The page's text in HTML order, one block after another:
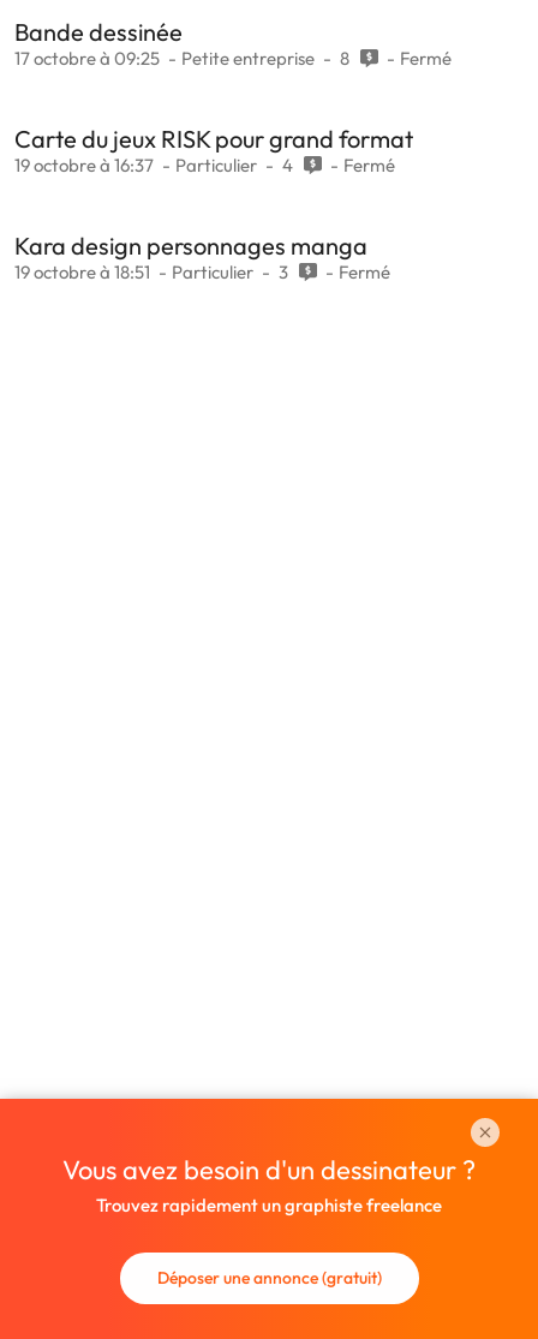
Bande dessinée
17 octobre à 09:25 Petite entreprise 8 Fermé
Carte du jeux RISK pour grand format
19 octobre à 16:37 Particulier 4 Fermé
Kara design personnages manga
19 octobre à 18:51 Particulier 3 Fermé
Vous avez besoin d'un dessinateur ?
Trouvez rapidement un graphiste freelance
Déposer une annonce (gratuit)